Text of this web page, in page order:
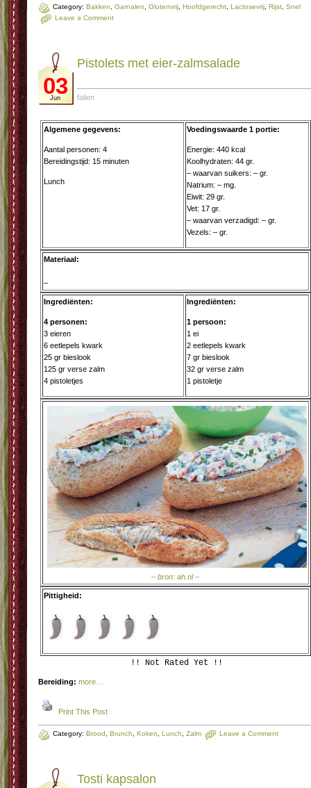
Category: Bakken Garnalen Glutenvrij Hoofdgerecht Lactosevrij Rijst Snel
Leave a Comment
03
Jun
Pistolets met eier-zalmsalade
falien
Algemene gegevens:
Aantal personen: 4
Bereidingstijd: 15 minuten
Lunch
Voedingswaarde 1 portie:
Energie: 440 kcal
Koolhydraten: 44 gr.
– waarvan suikers: – gr.
Natrium: – mg.
Eiwit: 29 gr.
Vet: 17 gr.
– waarvan verzadigd: – gr.
Vezels: – gr.
Materiaal:
–
Ingrediënten:
4 personen:
3 eieren
6 eetlepels kwark
25 gr bieslook
125 gr verse zalm
4 pistoletjes
Ingrediënten:
1 persoon:
1 ei
2 eetlepels kwark
7 gr bieslook
32 gr verse zalm
1 pistoletje
– bron: ah.nl –
Pittigheid:
!! Not Rated Yet !!
Bereiding: more…
Print This Post
Category: Brood Brunch Koken Lunch Zalm Leave a Comment
Tosti kapsalon